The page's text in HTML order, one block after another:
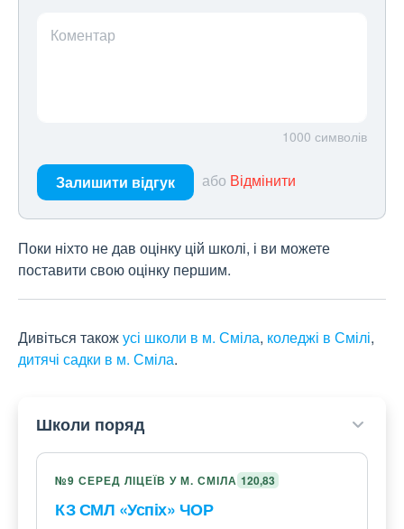
Коментар
1000 символів
Залишити відгук або Відмінити
Поки ніхто не дав оцінку цій школі, і ви можете
поставити свою оцінку першим.
Дивіться такожусі школи в м. Сміла, коледжі в Смілі,
дитячі садки в м. Сміла.
Школи поряд
№9 СЕРЕД ЛІЦЕЇВ У М. СМІЛА 120,83
КЗ СМЛ «Успіх» ЧОР